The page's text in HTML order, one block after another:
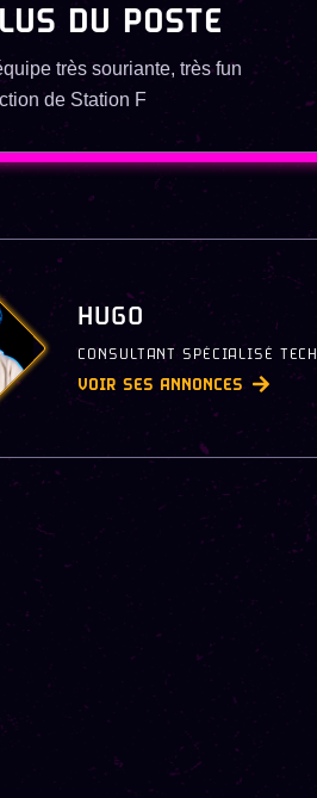
DU POSTE
très souriante, très fun
de Station F
HUGO
CONSULTANT SPÉCIALISÉ TECH
VOIR SES ANNONCES